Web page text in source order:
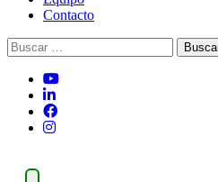
Contacto
Buscar: